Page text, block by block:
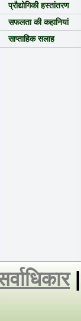
प्रौद्योगिकी हस्तांतरण
सफलता की कहानियां
साप्ताहिक सलाह